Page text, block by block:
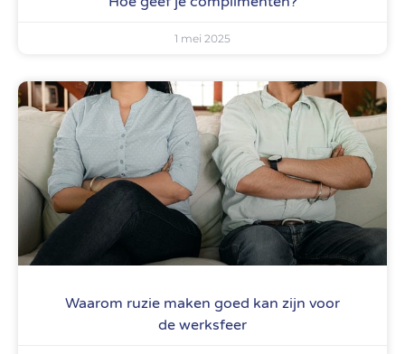
1 mei 2025
Waarom ruzie maken goed kan zijn voor
de werksfeer